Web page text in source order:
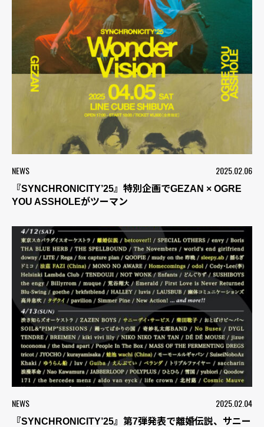
NEWS 2025.02.06
『SYNCHRONICITY’25』特別企画でGEZAN × OGRE
YOU ASSHOLEがツーマン
NEWS 2025.02.04
『SYNCHRONICITY’25』第7弾発表で離婚伝説、サニー